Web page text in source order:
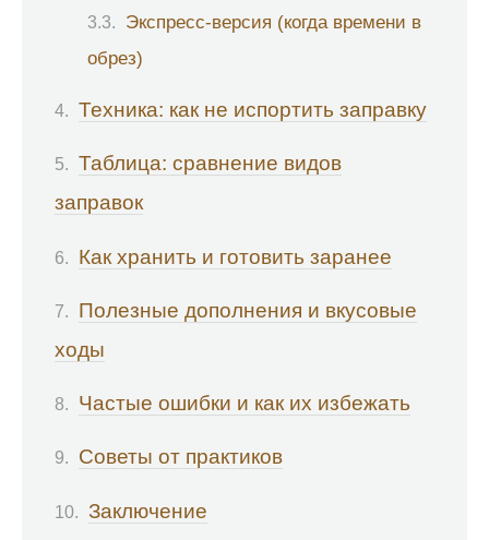
Экспресс-версия (когда времени в
обрез)
Техника: как не испортить заправку
Таблица: сравнение видов
заправок
Как хранить и готовить заранее
Полезные дополнения и вкусовые
ходы
Частые ошибки и как их избежать
Советы от практиков
Заключение